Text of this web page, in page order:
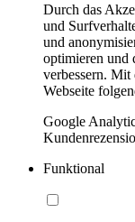
Durch das
und
und
optimieren und
verbessern.
Webseite
Google
Funktional